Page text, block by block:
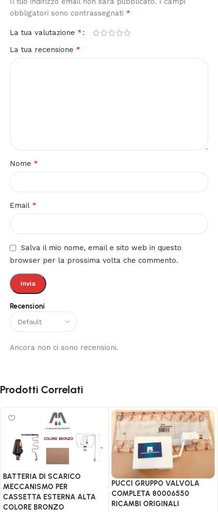
Recensioni
Ancora non ci sono recensioni.
obbligatori sono contrassegnati *
La tua valutazione *
La tua recensione *
Nome *
Email *
Salva il mio nome, email e sito web in questo
browser per la prossima volta che commento.
Prodotti Correlati
BATTERIA DI SCARICO
MECCANISMO PER
CASSETTA ESTERNA ALTA
COLORE BRONZO
PUCCI GRUPPO VALVOLA
COMPLETA 80006550
RICAMBI ORIGINALI